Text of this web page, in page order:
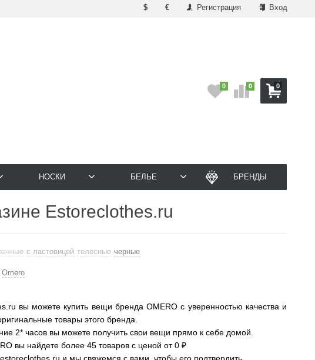
$ € Регистрация Вход
0
0 0
НОСКИ БЕЛЬЕ БРЕНДЫ
Estoreclothes.ru
с ластовицей телесные черные
Omero
вы можете купить вещи бренда OMERO с уверенностью качества и
товары этого бренда.
2* часов вы можете получить свои вещи прямо к себе домой.
вы найдете более 45 товаров с ценой от 0 ₽